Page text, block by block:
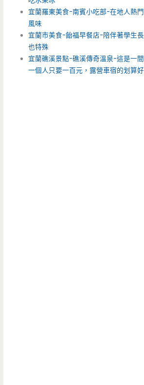
宜蘭羅東美食-南賓小吃部-在地人熱
風味
宜蘭市美食-飴福早餐店-陪伴著學生
也特殊
宜蘭礁溪景點-礁溪傳奇溫泉-這是一
一個人只要一百元，露營車宿的划算